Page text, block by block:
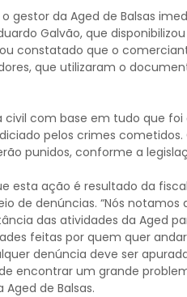
o gestor da Aged de Balsas
Galvão, que
constatado que o
que utilizaram o
civil com base em tudo que
pelos crimes
punidos, conforme a
esta ação é resultado da
de denúncias. “Nós notamos
das atividades da Aged
feitas por quem quer
denúncia deve ser
encontrar um grande
de Balsas.